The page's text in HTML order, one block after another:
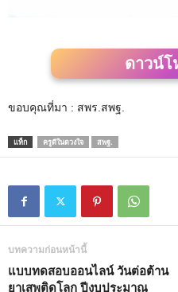
ดาวน์
ขอบคุณที่มา : สพร.สพฐ.
แท็ก ครูดีในดวงใจ สพฐ.
บทความก่อนหน้านี้
แบบทดสอบออนไลน์ วันต่อต้าน
ยาเสพติดโลก ปีงบประมาณ